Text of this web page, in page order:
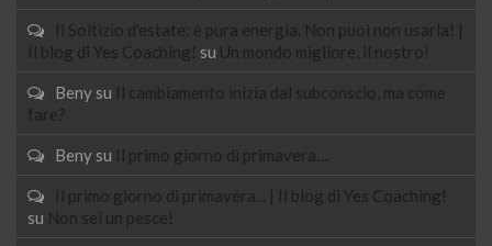
Il Soltizio d'estate: è pura energia. Non puoi non usarla! |
Il blog di Yes Coaching! su Un mondo migliore, il nostro!
Beny su
Il cambiamento inizia dal subconscio, ma come
fare?
Beny su Il primo giorno di primavera…
Il primo giorno di primavera... | Il blog di Yes Coaching!
su
Non sei un pesce!